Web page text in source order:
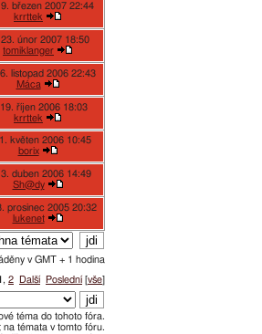
březen 2007 22:44
krrttek
únor 2007 18:50
tomiklanger
listopad 2006 22:43
Máca
říjen 2006 18:03
krrttek
květen 2006 10:45
borix
duben 2006 14:49
Sh@dy
prosinec 2005 20:32
lukenet
v GMT + 1 hodina
, 2 Další Poslední [vše]
téma do tohoto fóra.
na témata v tomto fóru.